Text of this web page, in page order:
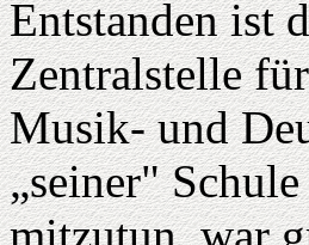
Entstanden ist
Zentralstelle
Musik- und
„seiner"
mitzutun, war